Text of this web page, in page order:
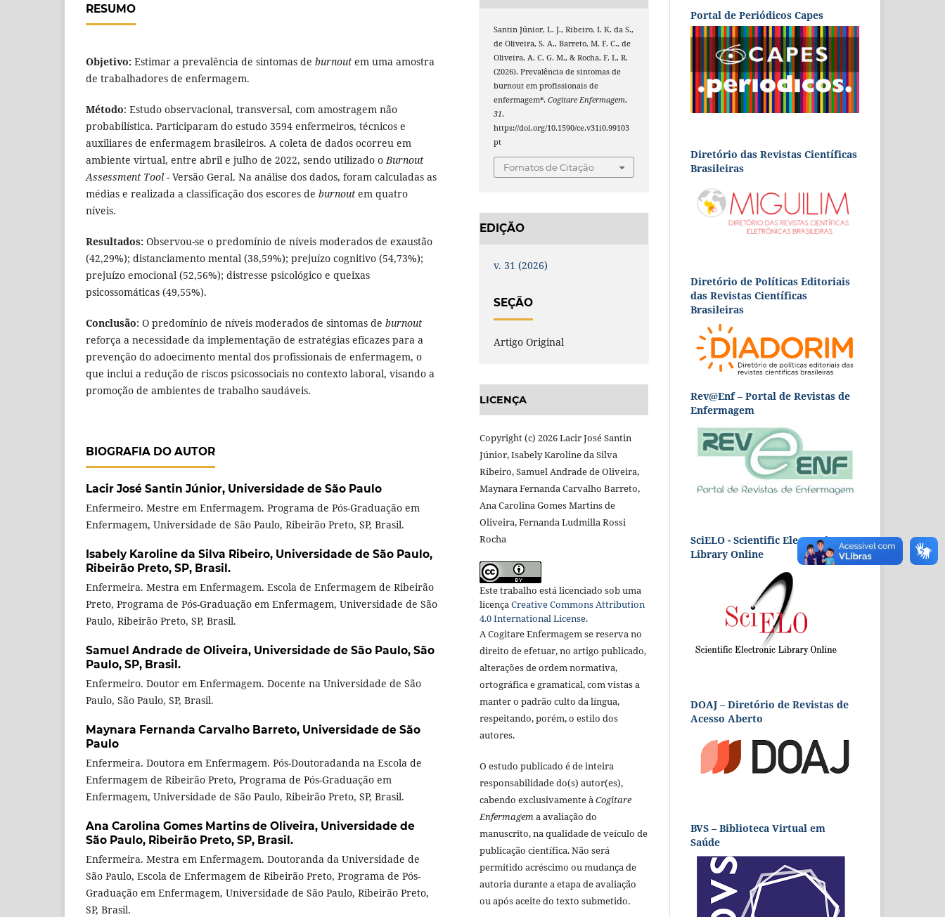
RESUMO
Objetivo: Estimar a prevalência de sintomas de burnout em uma amostra
de trabalhadores de enfermagem.
Método: Estudo observacional, transversal, com amostragem não
probabilística. Participaram do estudo 3594 enfermeiros, técnicos e
auxiliares de enfermagem brasileiros. A coleta de dados ocorreu em
ambiente virtual, entre abril e julho de 2022, sendo utilizado o Burnout
Assessment Tool - Versão Geral. Na análise dos dados, foram calculadas as
médias e realizada a classificação dos escores de burnout em quatro
níveis.
Resultados: Observou-se o predomínio de níveis moderados de exaustão
(42,29%); distanciamento mental (38,59%); prejuízo cognitivo (54,73%);
prejuízo emocional (52,56%); distresse psicológico e queixas
psicossomáticas (49,55%).
Conclusão: O predomínio de níveis moderados de sintomas de burnout
reforça a necessidade da implementação de estratégias eficazes para a
prevenção do adoecimento mental dos profissionais de enfermagem, o
que inclui a redução de riscos psicossociais no contexto laboral, visando a
promoção de ambientes de trabalho saudáveis.
BIOGRAFIA DO AUTOR
Lacir José Santin Júnior, Universidade de São Paulo
Enfermeiro. Mestre em Enfermagem. Programa de Pós-Graduação em
Enfermagem, Universidade de São Paulo, Ribeirão Preto, SP, Brasil.
Isabely Karoline da Silva Ribeiro, Universidade de São Paulo,
Ribeirão Preto, SP, Brasil.
Enfermeira. Mestra em Enfermagem. Escola de Enfermagem de Ribeirão
Preto, Programa de Pós-Graduação em Enfermagem, Universidade de São
Paulo, Ribeirão Preto, SP, Brasil.
Samuel Andrade de Oliveira, Universidade de São Paulo, São
Paulo, SP, Brasil.
Enfermeiro. Doutor em Enfermagem. Docente na Universidade de São
Paulo, São Paulo, SP, Brasil.
Maynara Fernanda Carvalho Barreto, Universidade de São
Paulo
Enfermeira. Doutora em Enfermagem. Pós-Doutoradanda na Escola de
Enfermagem de Ribeirão Preto, Programa de Pós-Graduação em
Enfermagem, Universidade de São Paulo, Ribeirão Preto, SP, Brasil.
Ana Carolina Gomes Martins de Oliveira, Universidade de
São Paulo, Ribeirão Preto, SP, Brasil.
Enfermeira. Mestra em Enfermagem. Doutoranda da Universidade de
São Paulo, Escola de Enfermagem de Ribeirão Preto, Programa de Pós-
Graduação em Enfermagem, Universidade de São Paulo, Ribeirão Preto,
SP, Brasil.
Santin Júnior, L. J., Ribeiro, I. K. da S.,
de Oliveira, S. A., Barreto, M. F. C., de
Oliveira, A. C. G. M., & Rocha, F. L. R.
(2026). Prevalência de sintomas de
burnout em profissionais de
enfermagem*.Cogitare Enfermagem,
31.
https://doi.org/10.1590/ce.v31i0.99103
pt
Fomatos de Citação
EDIÇÃO
v. 31 (2026)
SEÇÃO
Artigo Original
LICENÇA
Copyright (c) 2026 Lacir José Santin
Júnior, Isabely Karoline da Silva
Ribeiro, Samuel Andrade de Oliveira,
Maynara Fernanda Carvalho Barreto,
Ana Carolina Gomes Martins de
Oliveira, Fernanda Ludmilla Rossi
Rocha
Este trabalho está licenciado sob uma
licençaCreative Commons Attribution
4.0 International License.
A Cogitare Enfermagem se reserva no
direito de efetuar, no artigo publicado,
alterações de ordem normativa,
ortográfica e gramatical, com vistas a
manter o padrão culto da língua,
respeitando, porém, o estilo dos
autores.
O estudo publicado é de inteira
responsabilidade do(s) autor(es),
cabendo exclusivamente àCogitare
Enfermagema avaliação do
manuscrito, na qualidade de veículo de
publicação científica. Não será
permitido acréscimo ou mudança de
autoria durante a etapa de avaliação
ou após aceite do texto submetido.
Portal de Periódicos Capes
Diretório das Revistas Científicas
Brasileiras
Diretório de Políticas Editoriais
das Revistas Científicas
Brasileiras
Rev@Enf – Portal de Revistas de
Enfermagem
SciELO - Scientific Electronic
Library Online
DOAJ – Diretório de Revistas de
Acesso Aberto
BVS – Biblioteca Virtual em
Saúde